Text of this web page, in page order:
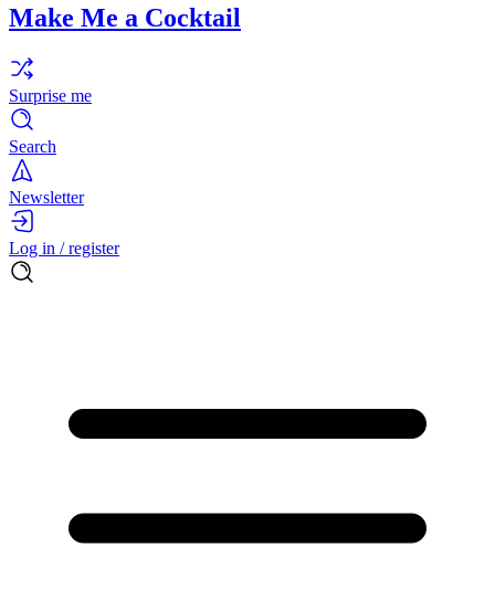
Make Me a Cocktail
Surprise me
Search
Newsletter
Log in / register